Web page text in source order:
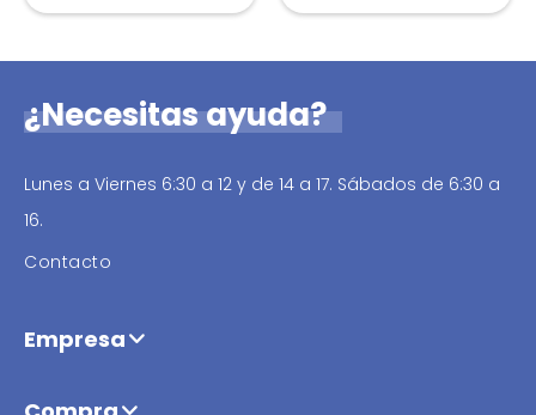
¿Necesitas ayuda?
Lunes a Viernes 6:30 a 12 y de 14 a 17. Sábados de 6:30 a
16.
Contacto
Empresa